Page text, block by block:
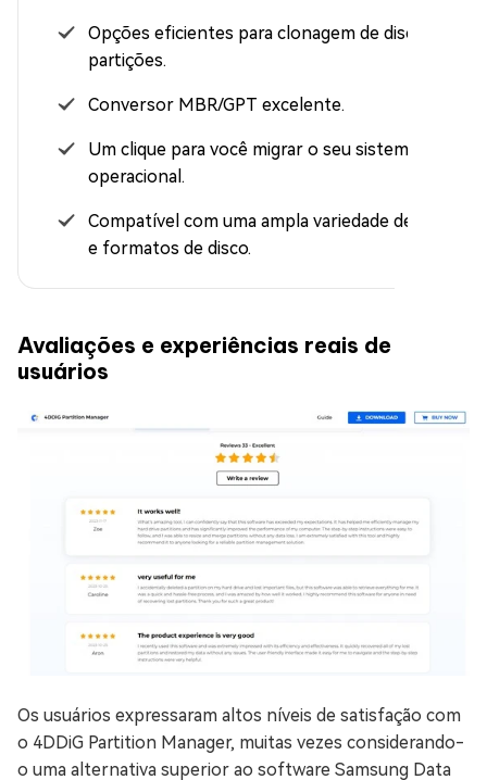
Opções eficientes para clonagem de discos e
partições.
Conversor MBR/GPT excelente.
Um clique para você migrar o seu sistema
operacional.
Compatível com uma ampla variedade de tipos
e formatos de disco.
Avaliações e experiências reais de
usuários
Os usuários expressaram altos níveis de satisfação com
o 4DDiG Partition Manager, muitas vezes considerando-
o uma alternativa superior ao software Samsung Data